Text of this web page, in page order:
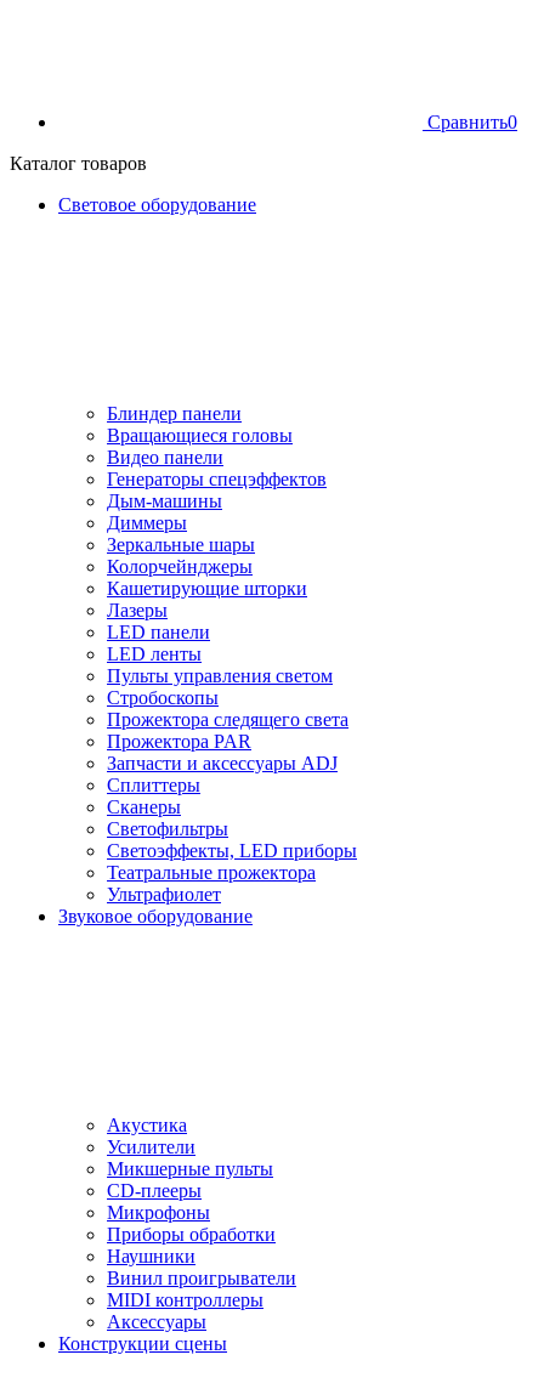
Сравнить0
Каталог товаров
Световое оборудование
Блиндер панели
Вращающиеся головы
Видео панели
Генераторы спецэффектов
Дым-машины
Диммеры
Зеркальные шары
Колорчейнджеры
Кашетирующие шторки
Лазеры
LED панели
LED ленты
Пульты управления светом
Стробоскопы
Прожектора следящего света
Прожектора PAR
Запчасти и аксессуары ADJ
Сплиттеры
Сканеры
Светофильтры
Светоэффекты, LED приборы
Театральные прожектора
Ультрафиолет
Звуковое оборудование
Акустика
Усилители
Микшерные пульты
CD-плееры
Микрофоны
Приборы обработки
Наушники
Винил проигрыватели
MIDI контроллеры
Аксессуары
Конструкции сцены